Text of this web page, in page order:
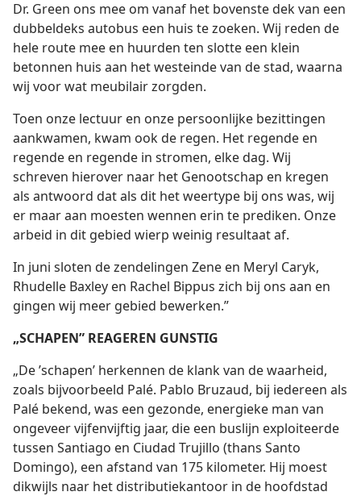
Dr. Green ons mee om vanaf het bovenste dek van een
dubbeldeks autobus een huis te zoeken. Wij reden de
hele route mee en huurden ten slotte een klein
betonnen huis aan het westeinde van de stad, waarna
wij voor wat meubilair zorgden.
Toen onze lectuur en onze persoonlijke bezittingen
aankwamen, kwam ook de regen. Het regende en
regende en regende in stromen, elke dag. Wij
schreven hierover naar het Genootschap en kregen
als antwoord dat als dit het weertype bij ons was, wij
er maar aan moesten wennen erin te prediken. Onze
arbeid in dit gebied wierp weinig resultaat af.
In juni sloten de zendelingen Zene en Meryl Caryk,
Rhudelle Baxley en Rachel Bippus zich bij ons aan en
gingen wij meer gebied bewerken.”
„SCHAPEN” REAGEREN GUNSTIG
„De ’schapen’ herkennen de klank van de waarheid,
zoals bijvoorbeeld Palé. Pablo Bruzaud, bij iedereen als
Palé bekend, was een gezonde, energieke man van
ongeveer vijfenvijftig jaar, die een buslijn exploiteerde
tussen Santiago en Ciudad Trujillo (thans Santo
Domingo), een afstand van 175 kilometer. Hij moest
dikwijls naar het distributiekantoor in de hoofdstad